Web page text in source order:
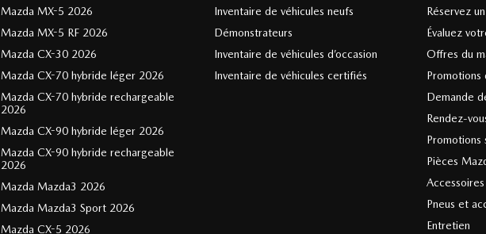
Mazda MX-5 2026
Mazda MX-5 RF 2026
Mazda CX-30 2026
Mazda CX-70 hybride léger 2026
Mazda CX-70 hybride rechargeable
2026
Mazda CX-90 hybride léger 2026
Mazda CX-90 hybride rechargeable
2026
Mazda Mazda3 2026
Mazda Mazda3 Sport 2026
Mazda CX-5 2026
Inventaire de véhicules neufs
Démonstrateurs
Inventaire de véhicules d’occasion
Inventaire de véhicules certifiés
Réservez
Évaluez
Offres du
Promotions
Demande
Rendez-
Promotions
Pièces
Pneus et
Entretien